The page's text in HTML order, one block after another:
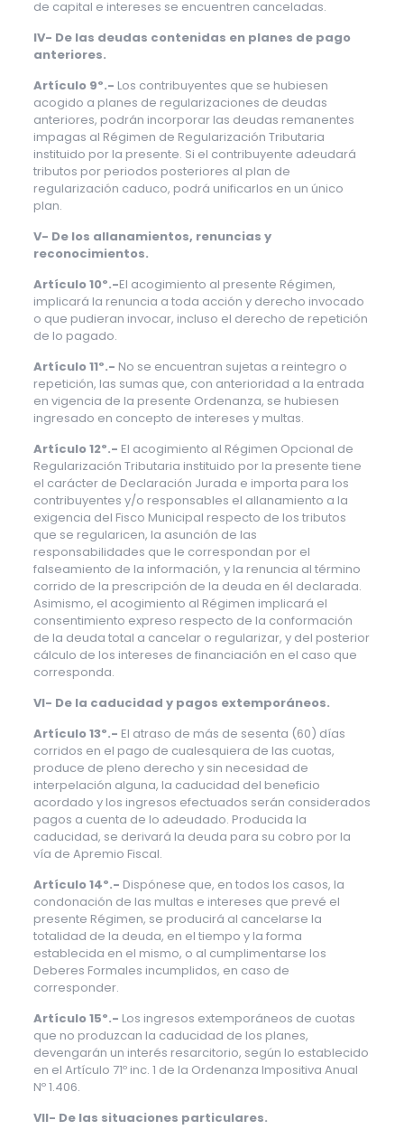
de capital e intereses se encuentren canceladas.
IV- De las deudas contenidas en planes de pago
anteriores.
Artículo 9º.- Los contribuyentes que se hubiesen
acogido a planes de regularizaciones de deudas
anteriores, podrán incorporar las deudas remanentes
impagas al Régimen de Regularización Tributaria
instituido por la presente. Si el contribuyente adeudará
tributos por periodos posteriores al plan de
regularización caduco, podrá unificarlos en un único
plan.
V- De los allanamientos, renuncias y
reconocimientos.
Artículo 10º.-El acogimiento al presente Régimen,
implicará la renuncia a toda acción y derecho invocado
o que pudieran invocar, incluso el derecho de repetición
de lo pagado.
Artículo 11º.- No se encuentran sujetas a reintegro o
repetición, las sumas que, con anterioridad a la entrada
en vigencia de la presente Ordenanza, se hubiesen
ingresado en concepto de intereses y multas.
Artículo 12º.- El acogimiento al Régimen Opcional de
Regularización Tributaria instituido por la presente tiene
el carácter de Declaración Jurada e importa para los
contribuyentes y/o responsables el allanamiento a la
exigencia del Fisco Municipal respecto de los tributos
que se regularicen, la asunción de las
responsabilidades que le correspondan por el
falseamiento de la información, y la renuncia al término
corrido de la prescripción de la deuda en él declarada.
Asimismo, el acogimiento al Régimen implicará el
consentimiento expreso respecto de la conformación
de la deuda total a cancelar o regularizar, y del posterior
cálculo de los intereses de financiación en el caso que
corresponda.
VI- De la caducidad y pagos extemporáneos.
Artículo 13º.- El atraso de más de sesenta (60) días
corridos en el pago de cualesquiera de las cuotas,
produce de pleno derecho y sin necesidad de
interpelación alguna, la caducidad del beneficio
acordado y los ingresos efectuados serán considerados
pagos a cuenta de lo adeudado. Producida la
caducidad, se derivará la deuda para su cobro por la
vía de Apremio Fiscal.
Artículo 14º.- Dispónese que, en todos los casos, la
condonación de las multas e intereses que prevé el
presente Régimen, se producirá al cancelarse la
totalidad de la deuda, en el tiempo y la forma
establecida en el mismo, o al cumplimentarse los
Deberes Formales incumplidos, en caso de
corresponder.
Artículo 15º.- Los ingresos extemporáneos de cuotas
que no produzcan la caducidad de los planes,
devengarán un interés resarcitorio, según lo establecido
en el Artículo 71º inc. 1 de la Ordenanza Impositiva Anual
Nº 1.406.
VII- De las situaciones particulares.